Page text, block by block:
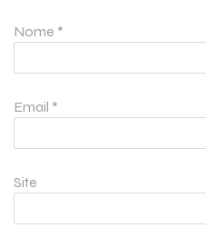
Nome *
Email *
Site